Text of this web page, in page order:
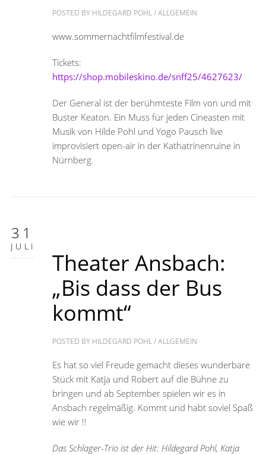
POSTED BY HILDEGARD POHL/ALLGEMEIN
www.sommernachtfilmfestival.de
Tickets:
https://shop.mobileskino.de/snff25/4627623/
Der General ist der berühmteste Film von und mit
Buster Keaton. Ein Muss für jeden Cineasten mit
Musik von Hilde Pohl und Yogo Pausch live
improvisiert open-air in der Kathatrinenruine in
Nürnberg.
31
JULI
Theater Ansbach:
„Bis dass der Bus
kommt“
POSTED BY HILDEGARD POHL/ALLGEMEIN
Es hat so viel Freude gemacht dieses wunderbare
Stück mit Katja und Robert auf die Bühne zu
bringen und ab September spielen wir es in
Ansbach regelmäßig. Kommt und habt soviel Spaß
wie wir !!
Das Schlager-Trio ist der Hit: Hildegard Pohl, Katja